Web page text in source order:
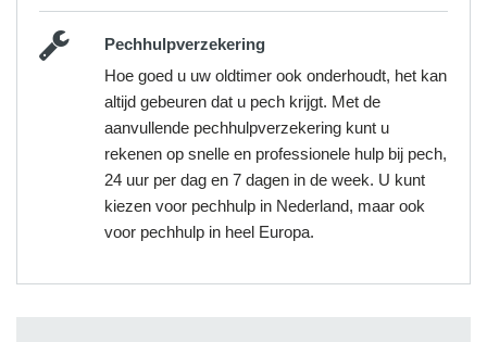
Pechhulpverzekering
Hoe goed u uw oldtimer ook onderhoudt, het kan
altijd gebeuren dat u pech krijgt. Met de
aanvullende pechhulpverzekering kunt u
rekenen op snelle en professionele hulp bij pech,
24 uur per dag en 7 dagen in de week. U kunt
kiezen voor pechhulp in Nederland, maar ook
voor pechhulp in heel Europa.